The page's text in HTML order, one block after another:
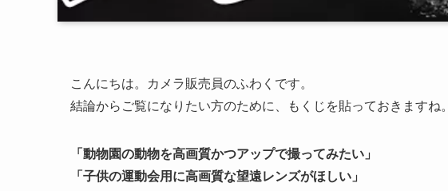
こんにちは。カメラ販売員のふわくです。
結論からご覧になりたい方のために、もくじを貼っておきますね。
「動物園の動物を高画質かつアップで撮ってみたい」
「子供の運動会用に高画質な望遠レンズがほしい」